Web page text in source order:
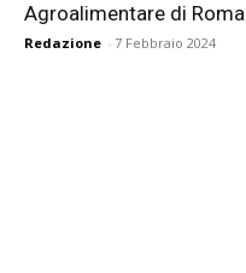
Agroalimentare di Roma
Redazione - 7 Febbraio 2024